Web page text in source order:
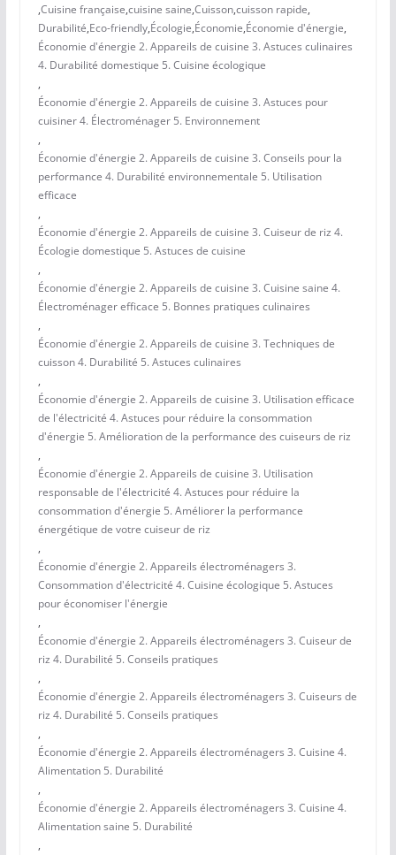
,Cuisine française,cuisine saine,Cuisson,cuisson rapide,
Durabilité,Eco-friendly,Écologie,Économie,Économie d'énergie,
Économie d'énergie 2. Appareils de cuisine 3. Astuces culinaires
4. Durabilité domestique 5. Cuisine écologique
,
Économie d'énergie 2. Appareils de cuisine 3. Astuces pour
cuisiner 4. Électroménager 5. Environnement
,
Économie d'énergie 2. Appareils de cuisine 3. Conseils pour la
performance 4. Durabilité environnementale 5. Utilisation
efficace
,
Économie d'énergie 2. Appareils de cuisine 3. Cuiseur de riz 4.
Écologie domestique 5. Astuces de cuisine
,
Économie d'énergie 2. Appareils de cuisine 3. Cuisine saine 4.
Électroménager efficace 5. Bonnes pratiques culinaires
,
Économie d'énergie 2. Appareils de cuisine 3. Techniques de
cuisson 4. Durabilité 5. Astuces culinaires
,
Économie d'énergie 2. Appareils de cuisine 3. Utilisation efficace
de l'électricité 4. Astuces pour réduire la consommation
d'énergie 5. Amélioration de la performance des cuiseurs de riz
,
Économie d'énergie 2. Appareils de cuisine 3. Utilisation
responsable de l'électricité 4. Astuces pour réduire la
consommation d'énergie 5. Améliorer la performance
énergétique de votre cuiseur de riz
,
Économie d'énergie 2. Appareils électroménagers 3.
Consommation d'électricité 4. Cuisine écologique 5. Astuces
pour économiser l'énergie
,
Économie d'énergie 2. Appareils électroménagers 3. Cuiseur de
riz 4. Durabilité 5. Conseils pratiques
,
Économie d'énergie 2. Appareils électroménagers 3. Cuiseurs de
riz 4. Durabilité 5. Conseils pratiques
,
Économie d'énergie 2. Appareils électroménagers 3. Cuisine 4.
Alimentation 5. Durabilité
,
Économie d'énergie 2. Appareils électroménagers 3. Cuisine 4.
Alimentation saine 5. Durabilité
,